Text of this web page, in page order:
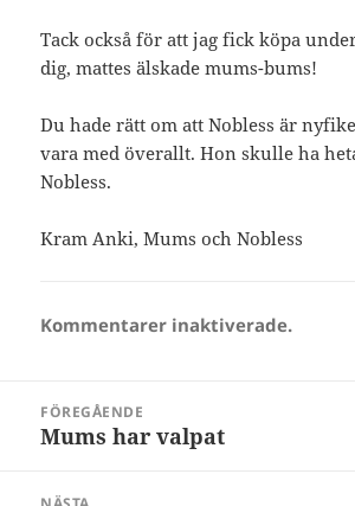
Tack också för att jag fick köpa
dig, mattes älskade mums-bums!
Du hade rätt om att Nobless är
vara med överallt. Hon skulle ha
Nobless.
Kram Anki, Mums och Nobless
Kommentarer inaktiverade.
FÖREGÅENDE
Föregående
Mums har valpat